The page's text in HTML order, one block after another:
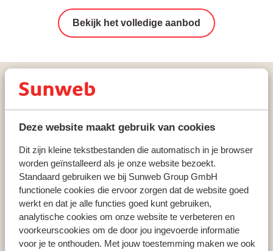
Deze website maakt gebruik van cookies
Dit zijn kleine tekstbestanden die automatisch in je browser
worden geïnstalleerd als je onze website bezoekt.
Standaard gebruiken we bij Sunweb Group GmbH
functionele cookies die ervoor zorgen dat de website goed
werkt en dat je alle functies goed kunt gebruiken,
analytische cookies om onze website te verbeteren en
voorkeurscookies om de door jou ingevoerde informatie
voor je te onthouden. Met jouw toestemming maken we ook
Bekijk het volledige aanbod
Vakanties Wintersport
Galtür
VAYA Galtür Paznaun
Populaire wintersportlanden
Oostenrijk
Frankrijk
Italië